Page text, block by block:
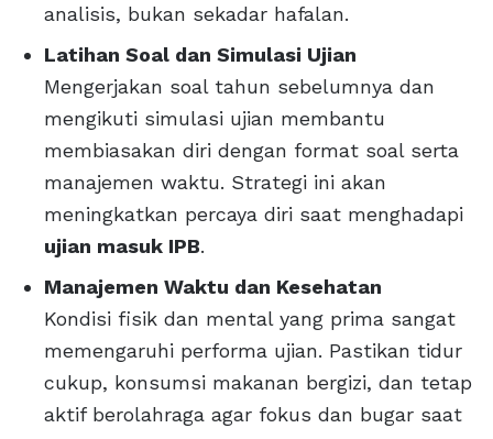
analisis, bukan sekadar hafalan.
Latihan Soal dan Simulasi Ujian
Mengerjakan soal tahun sebelumnya dan
mengikuti simulasi ujian membantu
membiasakan diri dengan format soal serta
manajemen waktu. Strategi ini akan
meningkatkan percaya diri saat menghadapi
ujian masuk IPB.
Manajemen Waktu dan Kesehatan
Kondisi fisik dan mental yang prima sangat
memengaruhi performa ujian. Pastikan tidur
cukup, konsumsi makanan bergizi, dan tetap
aktif berolahraga agar fokus dan bugar saat